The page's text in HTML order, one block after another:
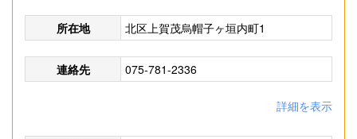
所在地 北区上賀茂烏帽子ヶ垣内町1
連絡先 075-781-2336
詳細を表示